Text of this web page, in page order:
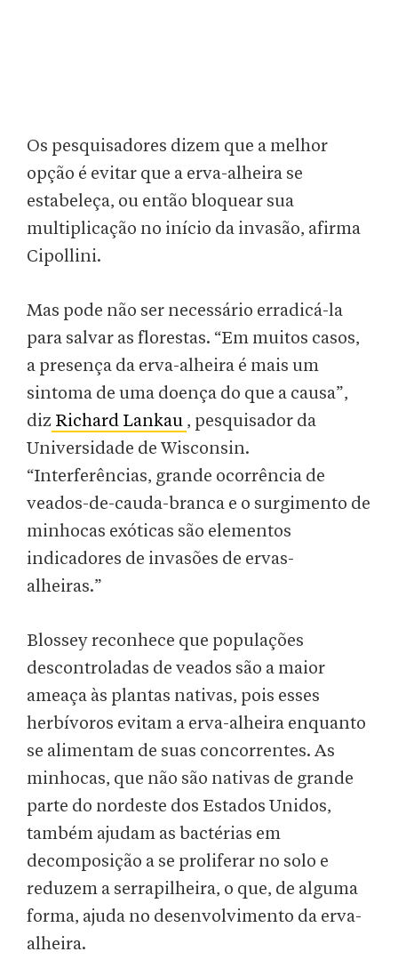
Os pesquisadores dizem que a melhor
opção é evitar que a erva-alheira se
estabeleça, ou então bloquear sua
multiplicação no início da invasão, afirma
Cipollini.
Mas pode não ser necessário erradicá-la
para salvar as florestas. “Em muitos casos,
a presença da erva-alheira é mais um
sintoma de uma doença do que a causa”,
diz Richard Lankau , pesquisador da
Universidade de Wisconsin.
“Interferências, grande ocorrência de
veados-de-cauda-branca e o surgimento de
minhocas exóticas são elementos
indicadores de invasões de ervas-
alheiras.”
Blossey reconhece que populações
descontroladas de veados são a maior
ameaça às plantas nativas, pois esses
herbívoros evitam a erva-alheira enquanto
se alimentam de suas concorrentes. As
minhocas, que não são nativas de grande
parte do nordeste dos Estados Unidos,
também ajudam as bactérias em
decomposição a se proliferar no solo e
reduzem a serrapilheira, o que, de alguma
forma, ajuda no desenvolvimento da erva-
alheira.